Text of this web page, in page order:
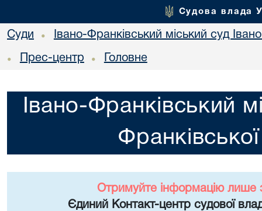
Судова влада
Суди • Івано-Франківський міський суд
• Прес-центр • Головне
Івано-Франківський
Отримуйте інформацію лише
Єдиний Контакт-центр судової